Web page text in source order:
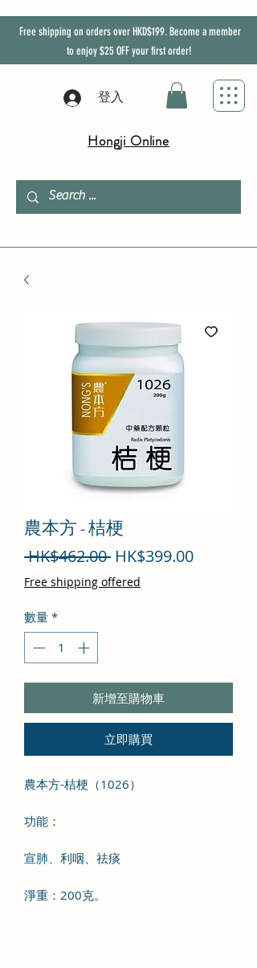
Free shipping on orders over HKD$199. Become a member
to enjoy$25 OFFyour first order!
登入
Hongji Online
農本方 - 桔梗
HK$462.00 一
般
HK$399.00促
Free shipping offered
數量 *
新增至購物車
立即購買
農本方-桔梗（1026）
功能：
宣肺、利咽、祛痰
淨重：200克。